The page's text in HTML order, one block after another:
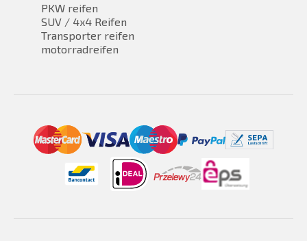
PKW reifen
SUV / 4x4 Reifen
Transporter reifen
motorradreifen